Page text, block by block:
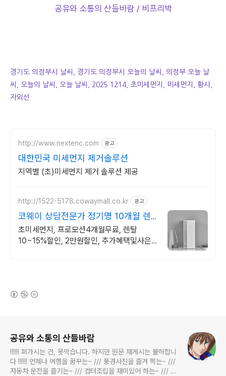
공유와 소통의 산들바람 / 비프리박
경기도 의정부시 날씨, 경기도 의정부시 오늘의 날씨, 의정부 오늘 날
씨, 오늘의 날씨, 오늘 날씨, 2025 1214, 초미세먼지, 미세먼지, 황사,
자외선
http://www.nextenc.com 광고
대한민국 미세먼지 제거솔루션
지역별 (초)미세먼지 제거 솔루션 제공
http://1522-5178.cowaymall.co.kr 광고
코웨이 상담전문가 정기명 10개월 렌
탈료 면제!
초미세먼지, 프로모션4개월무료, 렌탈
10~15%할인, 2만원할인, 추가혜택및사은
공유와 소통의 산들바람
!!!!!! 퍼가시는 건, 못막습니다. 하지만 원문 재게시는 불허합니
다 !!!!!! 언제나 여행을 꿈꾸는~ /// 풍경사진을 즐겨 찍는~ ///
자동차 운전을 즐기는~ /// 컴터조립을 재미있어 하는~ /// 고